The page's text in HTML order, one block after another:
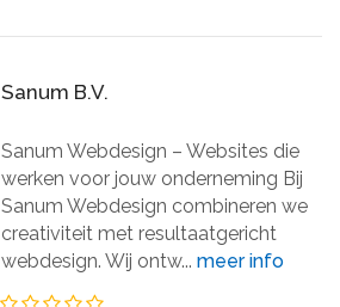
Sanum B.V.
Sanum Webdesign – Websites die
werken voor jouw onderneming Bij
Sanum Webdesign combineren we
creativiteit met resultaatgericht
webdesign. Wij ontw...meer info